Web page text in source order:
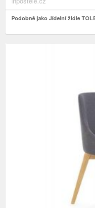
Podobně jako Jídelní židle